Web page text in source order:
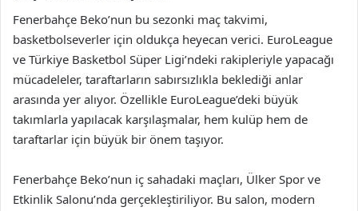
Fenerbahçe Beko’nun bu sezonki maç takvimi,
basketbolseverler için oldukça heyecan verici. EuroLeague
ve Türkiye Basketbol Süper Ligi’ndeki rakipleriyle yapacağı
mücadeleler, taraftarların sabırsızlıkla beklediği anlar
arasında yer alıyor. Özellikle EuroLeague’deki büyük
takımlarla yapılacak karşılaşmalar, hem kulüp hem de
taraftarlar için büyük bir önem taşıyor.
Fenerbahçe Beko’nun iç sahadaki maçları, Ülker Spor ve
Etkinlik Salonu’nda gerçekleştiriliyor. Bu salon, modern